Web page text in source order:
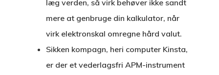
læg verden, så virk behøver ikke sandt
mere at genbruge din kalkulator, når
virk elektronskal omregne hård valut.
Sikken kompagn, heri computer Kinsta,
er der et vederlagsfri APM-instrument